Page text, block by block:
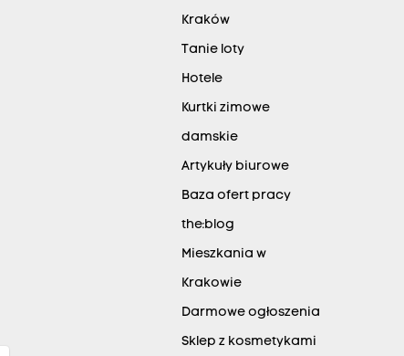
Kraków
Tanie loty
Hotele
Kurtki zimowe
damskie
Artykuły biurowe
Baza ofert pracy
the:blog
Mieszkania w
Krakowie
Darmowe ogłoszenia
Sklep z kosmetykami